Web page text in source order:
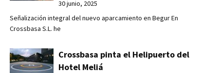
30 junio, 2025
Señalización integral del nuevo aparcamiento en Begur En
Crossbasa S.L. he
Crossbasa pinta el Helipuerto del
Hotel Meliá